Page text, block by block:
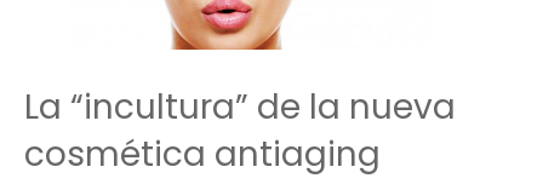
La “incultura” de la nueva
cosmética antiaging